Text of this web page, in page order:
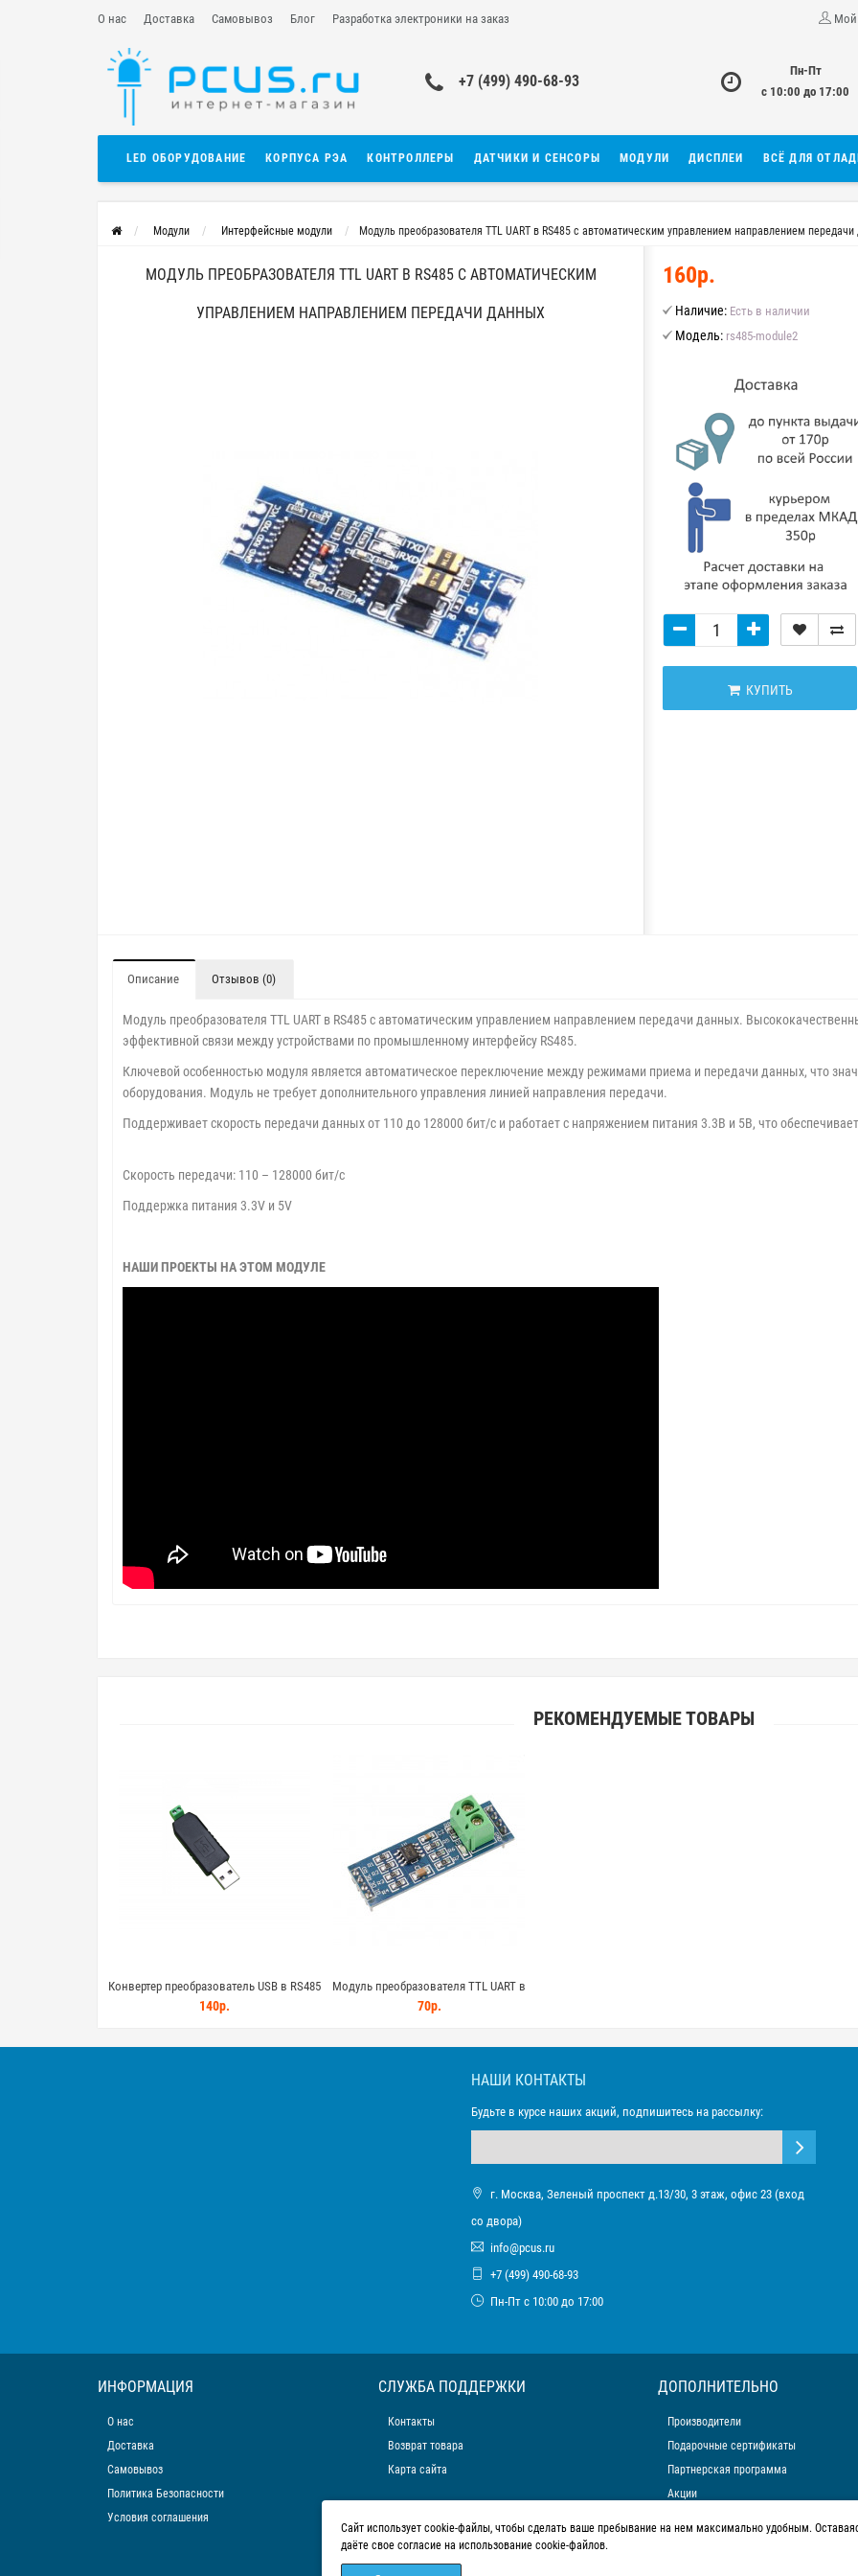
О нас Доставка Самовывоз Блог Разработка электроники на заказ Мой
+7 (499) 490-68-93
Пн-Пт
с 10:00 до 17:00
LED ОБОРУДОВАНИЕ КОРПУСА РЭА КОНТРОЛЛЕРЫ ДАТЧИКИ И СЕНСОРЫ МОДУЛИ ДИСПЛЕИ ВСЁ ДЛЯ
Модули Интерфейсные модули Модуль преобразователя TTL UART в RS485 с автоматическим управлением направлением
МОДУЛЬ ПРЕОБРАЗОВАТЕЛЯ TTL UART В RS485 С АВТОМАТИЧЕСКИМ
УПРАВЛЕНИЕМ НАПРАВЛЕНИЕМ ПЕРЕДАЧИ ДАННЫХ
160р.
Наличие: Есть в наличии
Модель: rs485-module2
КУПИТЬ
Описание Отзывов (0)
Модуль преобразователя TTL UART в RS485 с автоматическим управлением направлением передачи данных.
эффективной связи между устройствами по промышленному интерфейсу RS485.
Ключевой особенностью модуля является автоматическое переключение между режимами приема и передачи данных, что
оборудования. Модуль не требует дополнительного управления линией направления передачи.
Поддерживает скорость передачи данных от 110 до 128000 бит/с и работает с напряжением питания 3.3В и 5В, что
Скорость передачи: 110 – 128000 бит/с
Поддержка питания 3.3V и 5V
НАШИ ПРОЕКТЫ НА ЭТОМ МОДУЛЕ
РЕКОМЕНДУЕМЫЕ ТОВАРЫ
Конвертер преобразователь USB в RS485
для систем автоматизации и
140р.
Модуль преобразователя TTL UART в
RS485 на микросхеме MAX485 с ручным
70р.
НАШИ КОНТАКТЫ
Будьте в курсе наших акций, подпишитесь на рассылку:
г. Москва, Зеленый проспект д.13/30, 3 этаж, офис 23 (вход
со двора)
info@pcus.ru
+7 (499) 490-68-93
Пн-Пт с 10:00 до 17:00
ИНФОРМАЦИЯ
О нас
Доставка
Самовывоз
Политика Безопасности
Условия соглашения
СЛУЖБА ПОДДЕРЖКИ
Контакты
Возврат товара
Карта сайта
ДОПОЛНИТЕЛЬНО
Производители
Подарочные сертификаты
Партнерская программа
Акции
Сайт использует cookie-файлы, чтобы сделать ваше пребывание на нем максимально удобным.
даёте свое согласие на использование cookie-файлов.